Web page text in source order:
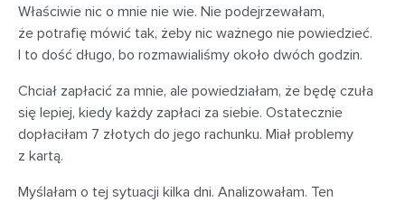
Właściwie nic o mnie nie wie. Nie podejrzewałam,
że potrafię mówić tak, żeby nic ważnego nie powiedzieć.
I to dość długo, bo rozmawialiśmy około dwóch godzin.
Chciał zapłacić za mnie, ale powiedziałam, że będę czuła
się lepiej, kiedy każdy zapłaci za siebie. Ostatecznie
dopłaciłam 7 złotych do jego rachunku. Miał problemy
z kartą.
Myślałam o tej sytuacji kilka dni. Analizowałam. Ten